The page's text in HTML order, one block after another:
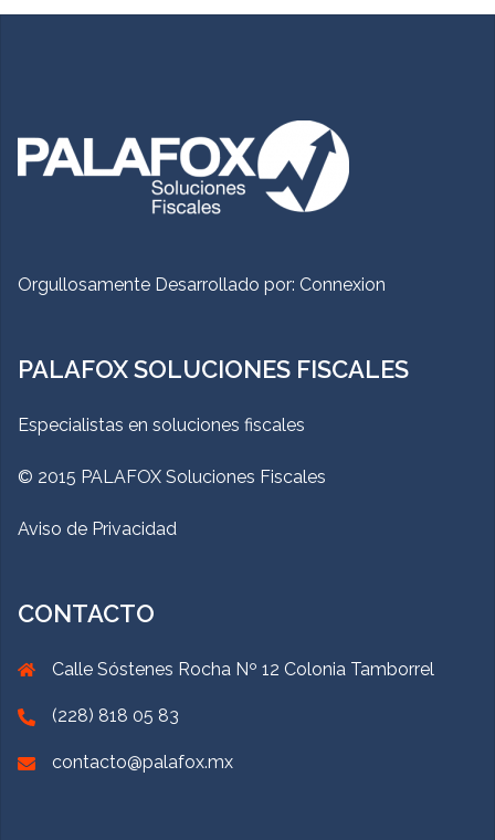
Orgullosamente Desarrollado por: Connexion
PALAFOX SOLUCIONES FISCALES
Especialistas en soluciones fiscales
© 2015 PALAFOX Soluciones Fiscales
Aviso de Privacidad
CONTACTO
Calle Sóstenes Rocha Nº 12 Colonia Tamborrel
(228) 818 05 83
contacto@palafox.mx